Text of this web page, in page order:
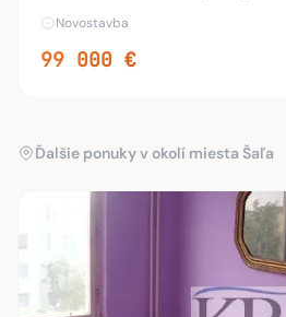
55 m2. Byt je moderne riešený s
Novostavba
99 000 €
Ďalšie ponuky v okolí miesta Šaľa